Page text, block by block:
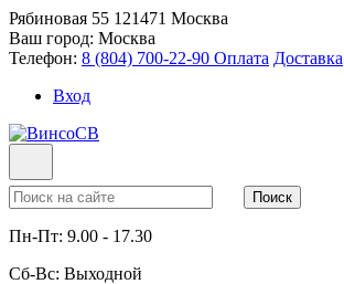
Рябиновая 55 121471 Москва
Ваш город: Москва
Телефон: 8 (804) 700-22-90 Оплата Доставка
Вход
Поиск
Пн-Пт: 9.00 - 17.30
Сб-Вс: Выходной